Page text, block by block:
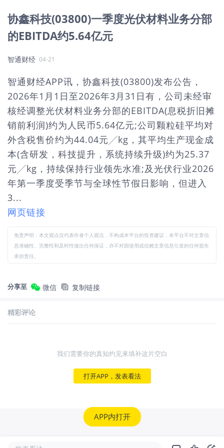
协鑫科技(03800)一季度光伏材料业务分部
的EBITDA约5.64亿元
智通财经 04-21
智通财经APP讯，协鑫科技(03800)发布公告，
2026年1月1日至2026年3月31日有，公司未经审
核经调整光伏材料业务分部的EBITDA(息税折旧摊
销前利润)约为人民币5.64亿元;公司颗粒硅平均对
外含税售价约为44.04元╱kg，其平均生产现金成
本(含研发，科技提升，系统持续升级)约为25.37
元╱kg，持续保持行业领先水准;及光伏行业2026
年第一季度受季节与全球性节假日影响，但进入
3...
网页链接
免责声明：本文观点仅代表作者个人观点，不构成本平台的投资建议，本平台不对文章信
息准确性、完整性和及时性做出任何保证，亦不对因使用或信赖文章信息引发的任何损失
承担责任。
分享至 微信 复制链接
精彩评论
我们需要你的真知灼见来填补这片空白
打开APP，发表看法
APP内打开